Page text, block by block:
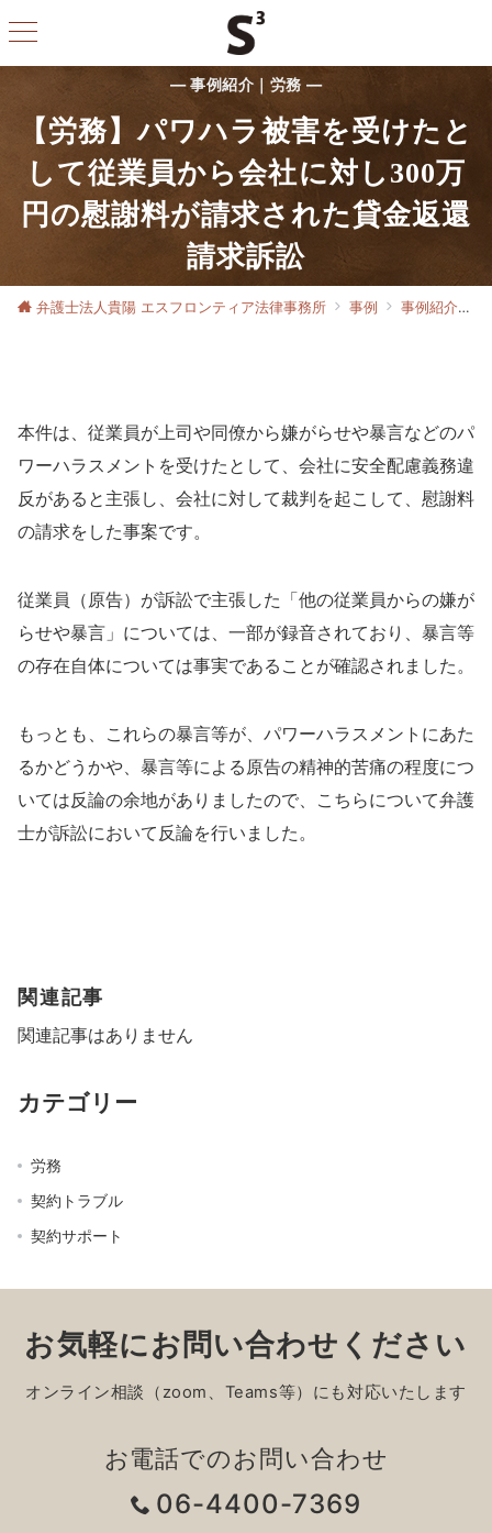
— 事例紹介｜労務 —
【労務】パワハラ被害を受けたと
して従業員から会社に対し300万
円の慰謝料が請求された貸金返還
請求訴訟
弁護士法人貴陽 エスフロンティア法律事務所 事例 事例紹介｜労務
本件は、従業員が上司や同僚から嫌がらせや暴言などのパ
ワーハラスメントを受けたとして、会社に安全配慮義務違
反があると主張し、会社に対して裁判を起こして、慰謝料
の請求をした事案です。
従業員（原告）が訴訟で主張した「他の従業員からの嫌が
らせや暴言」については、一部が録音されており、暴言等
の存在自体については事実であることが確認されました。
もっとも、これらの暴言等が、パワーハラスメントにあた
るかどうかや、暴言等による原告の精神的苦痛の程度につ
いては反論の余地がありましたので、こちらについて弁護
士が訴訟において反論を行いました。
関連記事
関連記事はありません
カテゴリー
労務
契約トラブル
契約サポート
お気軽にお問い合わせください
オンライン相談（zoom、Teams等）にも対応いたします
お電話でのお問い合わせ
06-4400-7369